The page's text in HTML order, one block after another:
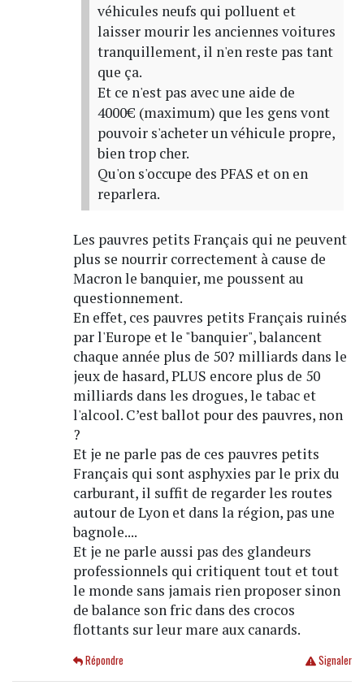
véhicules neufs qui polluent et
laisser mourir les anciennes voitures
tranquillement, il n'en reste pas tant
que ça.
Et ce n'est pas avec une aide de
4000€ (maximum) que les gens vont
pouvoir s'acheter un véhicule propre,
bien trop cher.
Qu'on s'occupe des PFAS et on en
reparlera.
Les pauvres petits Français qui ne peuvent
plus se nourrir correctement à cause de
Macron le banquier, me poussent au
questionnement.
En effet, ces pauvres petits Français ruinés
par l'Europe et le "banquier", balancent
chaque année plus de 50? milliards dans le
jeux de hasard, PLUS encore plus de 50
milliards dans les drogues, le tabac et
l'alcool. C’est ballot pour des pauvres, non
?
Et je ne parle pas de ces pauvres petits
Français qui sont asphyxies par le prix du
carburant, il suffit de regarder les routes
autour de Lyon et dans la région, pas une
bagnole....
Et je ne parle aussi pas des glandeurs
professionnels qui critiquent tout et tout
le monde sans jamais rien proposer sinon
de balance son fric dans des crocos
flottants sur leur mare aux canards.
Signaler
Répondre